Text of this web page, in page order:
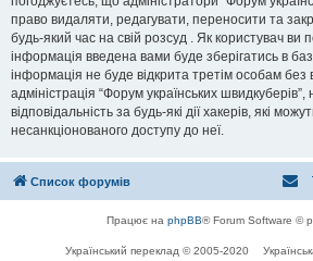
право видаляти, редагувати, переносити та
будь-який час на свій розсуд . Як користувач ви
інформація введена вами буде зберігатись в
інформація не буде відкрита третім особам без
адміністрація “Форум українських
відповідальність за будь-які дії хакерів, які
несанкціонованого доступу до неї.
Список форумів
Працює на phpBB® Forum Software ©
Український переклад © 2005-2020